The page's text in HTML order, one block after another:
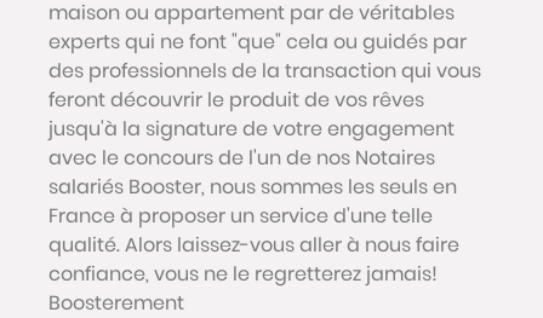
maison ou appartement par de véritables
experts qui ne font "que" cela ou guidés par
des professionnels de la transaction qui vous
feront découvrir le produit de vos rêves
jusqu'à la signature de votre engagement
avec le concours de l'un de nos Notaires
salariés Booster, nous sommes les seuls en
France à proposer un service d'une telle
qualité. Alors laissez-vous aller à nous faire
confiance, vous ne le regretterez jamais!
Boosterement